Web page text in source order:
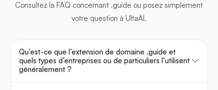
Consultez la FAQ concernant .guide ou posez simplement
votre question à UltaAI.
Qu’est-ce que l’extension de domaine .guide et
quels types d’entreprises ou de particuliers l’utilisent
généralement ?